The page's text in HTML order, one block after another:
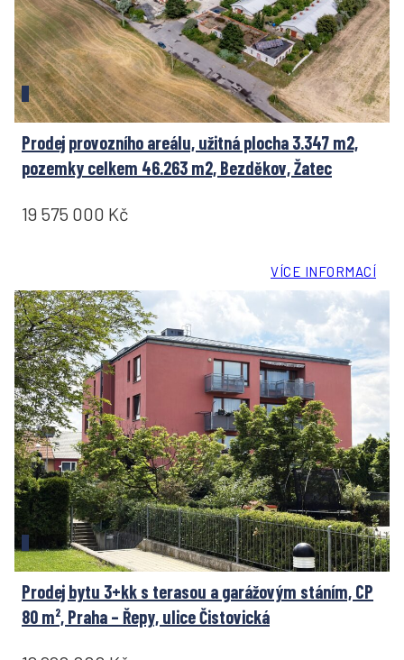
Prodej provozního areálu, užitná plocha 3.347 m2,
pozemky celkem 46.263 m2, Bezděkov, Žatec
19 575 000 Kč
VÍCE INFORMACÍ
Prodej bytu 3+kk s terasou a garážovým stáním, CP
80 m², Praha – Řepy, ulice Čistovická